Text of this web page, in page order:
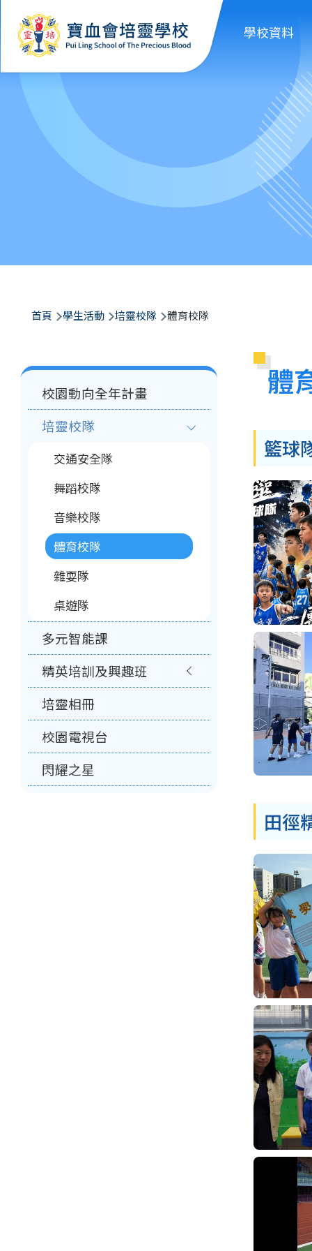
移至主內容
學校資料
航
結
首頁 學生活動 培靈校隊 體育校隊
體
籃球
田徑
Main
navigation
校園動向全年計畫
培靈校隊
交通安全隊
舞蹈校隊
音樂校隊
體育校隊
雜耍隊
桌遊隊
多元智能課
精英培訓及興趣班
培靈相冊
校園電視台
閃耀之星